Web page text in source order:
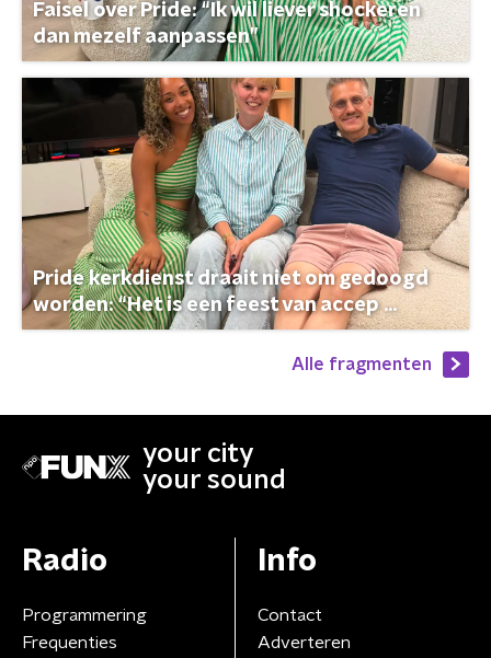
Faisel over Pride: “Ik wil liever shockeren
dan mezelf aanpassen”
Pride kerkdienst draait niet om gedoogd
worden: “Het is een feest van accep ...
Alle fragmenten
your city
your sound
Radio
Programmering
Frequenties
Info
Contact
Adverteren